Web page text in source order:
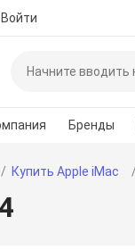
Войти
Бренды
Купить Apple iMac